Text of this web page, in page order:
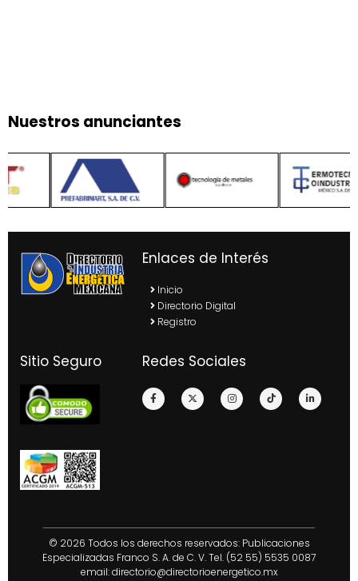
Nuestros anunciantes
Enlaces de Interés
Inicio
Directorio Digital
Registro
Sitio Seguro Redes Sociales
© 2026 Todos los derechos reservados: Publicaciones
Especializadas Franco S. A. de C. V. Tel. (52 55) 5535 0087
email:directorio@directorioenergetico.mx